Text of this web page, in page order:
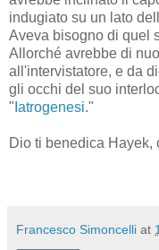
indugiato su un lato
Aveva bisogno di quel
Allorché avrebbe di
all'intervistatore, e da
gli occhi del suo
" Iatrogenesi."
Dio ti benedica Hayek,
Francesco Simoncelli at